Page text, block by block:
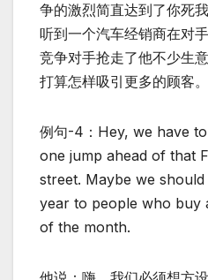
争的激烈简直达到了你死
听到一个汽车经销商在对
竞争对手抢走了他不少生
打算怎样吸引更多的顾客。
例句-4：Hey, we have
one jump ahead of that
street. Maybe we
year to people who buy
of the month.